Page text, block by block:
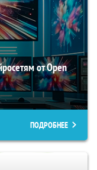
от Open
ПОДРОБНЕЕ